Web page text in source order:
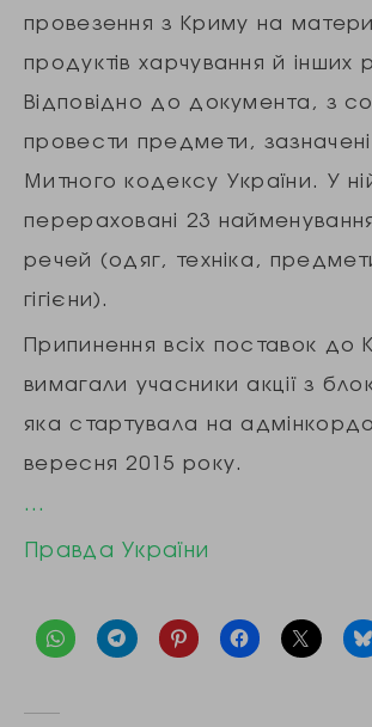
провезення з Криму на
продуктів харчування й інших
Відповідно до документа, з
провести предмети, зазначені
Митного кодексу України. У
перераховані 23
речей (одяг, техніка,
гігієни).
Припинення всіх поставок до
вимагали учасники акції з
яка стартувала на
вересня 2015 року.
…
Правда України